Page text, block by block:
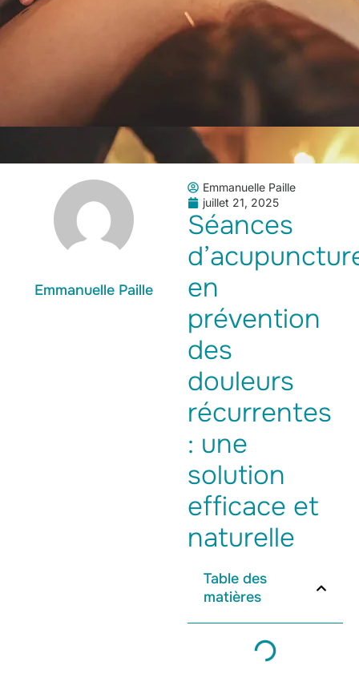
Emmanuelle Paille
Emmanuelle Paille
juillet 21, 2025
Séances
en
prévention
des
douleurs
récurrentes
: une
solution
efficace et
naturelle
Table des
matières